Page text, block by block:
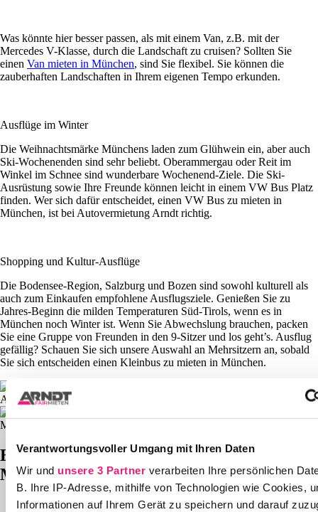
Verantwortungsvoller Umgang mit Ihren Daten
Wir und unsere 3 Partner verarbeiten Ihre persönlichen
B. Ihre IP-Adresse, mithilfe von Technologien wie Cookies,
Informationen auf Ihrem Gerät zu speichern und darauf
Was könnte hier besser passen, als mit einem Van, z.B. mit der
Mercedes V-Klasse, durch die Landschaft zu cruisen? Sollten Sie
einen Van mieten in München, sind Sie flexibel. Sie können die
zauberhaften Landschaften in Ihrem eigenen Tempo erkunden.
Ausflüge im Winter
Die Weihnachtsmärke Münchens laden zum Glühwein ein, aber auch
Ski-Wochenenden sind sehr beliebt. Oberammergau oder Reit im
Winkel im Schnee sind wunderbare Wochenend-Ziele. Die Ski-
Ausrüstung sowie Ihre Freunde können leicht in einem VW Bus Platz
finden. Wer sich dafür entscheidet, einen VW Bus zu mieten in
München, ist bei Autovermietung Arndt richtig.
Shopping und Kultur-Ausflüge
Die Bodensee-Region, Salzburg und Bozen sind sowohl kulturell als
auch zum Einkaufen empfohlene Ausflugsziele. Genießen Sie zu
Jahres-Beginn die milden Temperaturen Süd-Tirols, wenn es in
München noch Winter ist. Wenn Sie Abwechslung brauchen, packen
Sie eine Gruppe von Freunden in den 9-Sitzer und los geht’s. Ausflug
gefällig? Schauen Sie sich unsere Auswahl an Mehrsitzern an, sobald
Sie sich entscheiden einen Kleinbus zu mieten in München.
Entdecken Sie Kultur und Events in
München!